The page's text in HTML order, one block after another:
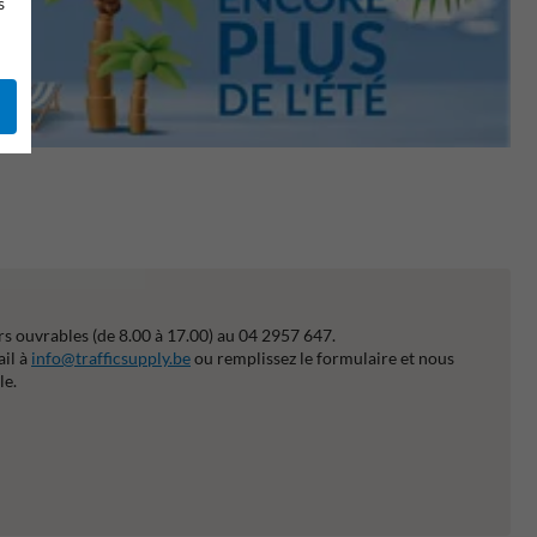
ouvrables (de 8.00 à 17.00) au 04 2957 647.
à info@trafficsupply.beou remplissez le formulaire et nous